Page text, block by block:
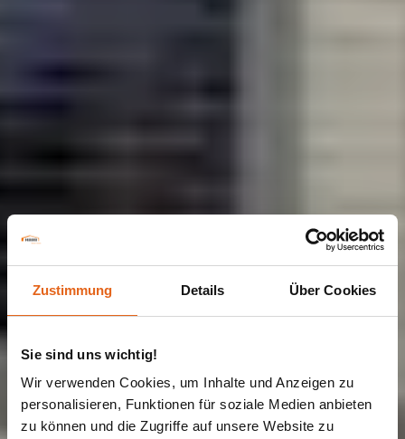
Zustimmung Details Über Cookies
Sie sind uns wichtig!
Wir verwenden Cookies, um Inhalte und Anzeigen zu
personalisieren, Funktionen für soziale Medien anbieten
zu können und die Zugriffe auf unsere Website zu